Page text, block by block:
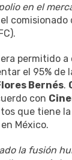
en el
comisionado
permitido a
el 95% de
Bernés.
con
que tiene
México.
la fusión